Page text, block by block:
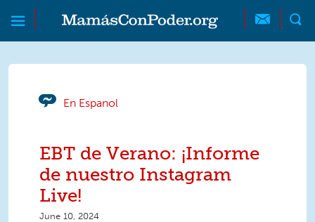
Skip to main content
Skip to main content
MamásConPoder
En Espanol
EBT de Verano: ¡Informe
de nuestro Instagram
Live!
June 10, 2024